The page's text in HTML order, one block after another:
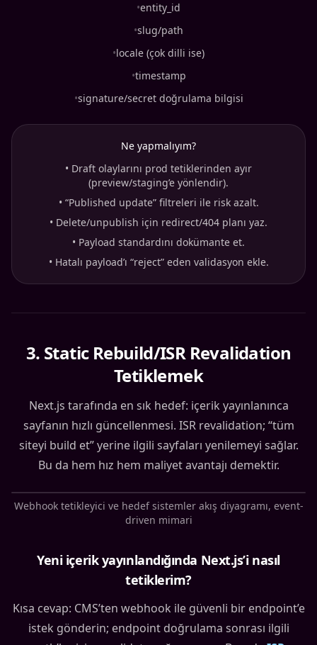
•entity_id
•slug/path
•locale (çok dilli ise)
•timestamp
•signature/secret doğrulama bilgisi
Ne yapmalıyım?
• Draft olaylarını prod tetiklerinden ayır
(preview/staging’e yönlendir).
• “Published update” filtreleri ile risk azalt.
• Delete/unpublish için redirect/404 planı yaz.
• Payload standardını dokümante et.
• Hatalı payload’ı “reject” eden validasyon ekle.
3. Static Rebuild/ISR Revalidation
Tetiklemek
Next.js tarafında en sık hedef: içerik yayınlanınca
sayfanın hızlı güncellenmesi. ISR revalidation; “tüm
siteyi build et” yerine ilgili sayfaları yenilemeyi sağlar.
Bu da hem hız hem maliyet avantajı demektir.
Webhook tetikleyici ve hedef sistemler akış diyagramı, event-
driven mimari
Yeni içerik yayınlandığında Next.js’i nasıl
tetiklerim?
Kısa cevap: CMS’ten webhook ile güvenli bir endpoint’e
istek gönderin; endpoint doğrulama sonrası ilgili